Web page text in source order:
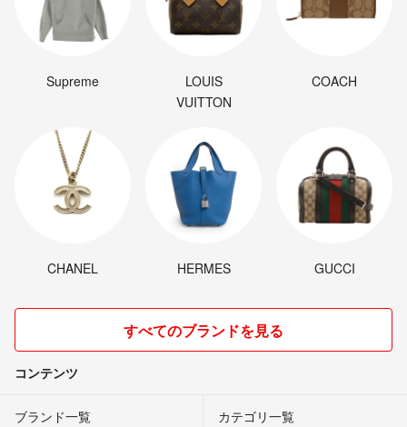
Supreme
LOUIS
VUITTON
COACH
CHANEL HERMES GUCCI
すべてのブランドを見る
コンテンツ
ブランド一覧 カテゴリ一覧